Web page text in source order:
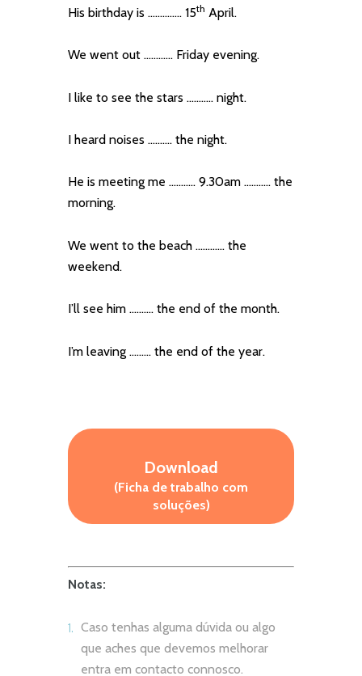
His birthday is ………….. 15th April.
We went out ………… Friday evening.
I like to see the stars ……….. night.
I heard noises ………. the night.
He is meeting me ……….. 9.30am ……….. the
morning.
We went to the beach ………… the
weekend.
I’ll see him ………. the end of the month.
I’m leaving ……… the end of the year.
Download
(Ficha de trabalho com
soluções)
Notas:
Caso tenhas alguma dúvida ou algo
que aches que devemos melhorar
entra em contacto connosco.